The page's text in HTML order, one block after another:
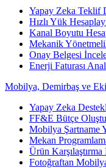
Yapay Zeka Teklif
Hızlı Yük
Kanal Boyutu
Mekanik
Onay Belgesi
Enerji Faturası
Mobilya, Demirbaş ve
Yapay Zeka
FF&E Bütçe
Mobilya Şartname
Mekan
Ürün
Fotoğraftan